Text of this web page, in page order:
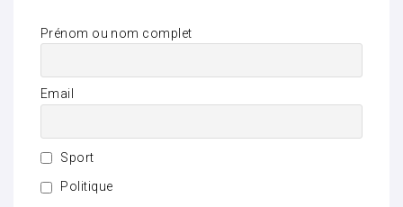
Prénom ou nom complet
Email
Sport
Politique